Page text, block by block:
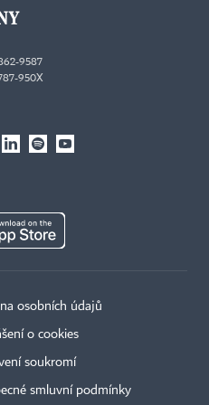
9587
950X
osobních údajů
o cookies
soukromí
smluvní podmínky